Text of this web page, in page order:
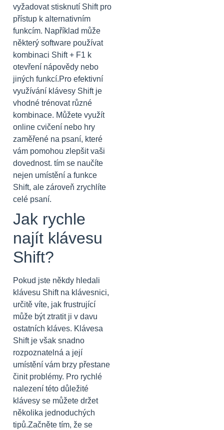
vyžadovat stisknutí Shift pro
přístup k alternativním
funkcím. Například může
některý software používat
kombinaci Shift + F1 k
otevření nápovědy nebo
jiných funkcí.Pro efektivní
využívání klávesy Shift je
vhodné trénovat různé
kombinace. Můžete využít
online cvičení nebo hry
zaměřené na psaní, které
vám pomohou zlepšit vaši
dovednost. tím se naučíte
nejen umístění a funkce
Shift, ale zároveň zrychlíte
celé psaní.
Jak rychle
najít klávesu
Shift?
Pokud jste někdy hledali
klávesu Shift na klávesnici,
určitě víte, jak frustrující
může být ztratit ji v davu
ostatních kláves. Klávesa
Shift je však snadno
rozpoznatelná a její
umístění vám brzy přestane
činit problémy. Pro rychlé
nalezení této důležité
klávesy se můžete držet
několika jednoduchých
tipů.Začněte tím, že se